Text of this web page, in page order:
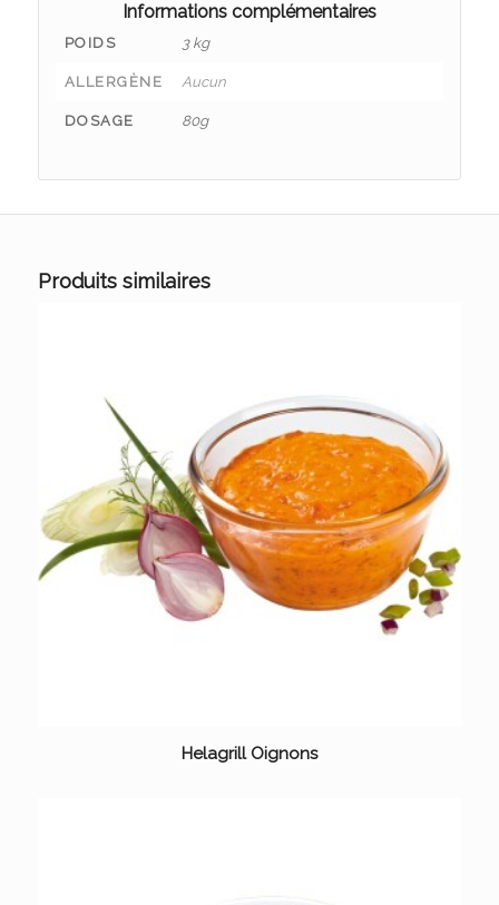
Informations complémentaires
POIDS 3 kg
ALLERGÈNE Aucun
DOSAGE 80g
Produits similaires
Helagrill Oignons